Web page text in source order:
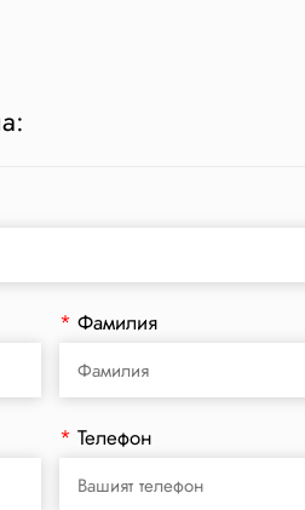
*Фамилия
*Телефон